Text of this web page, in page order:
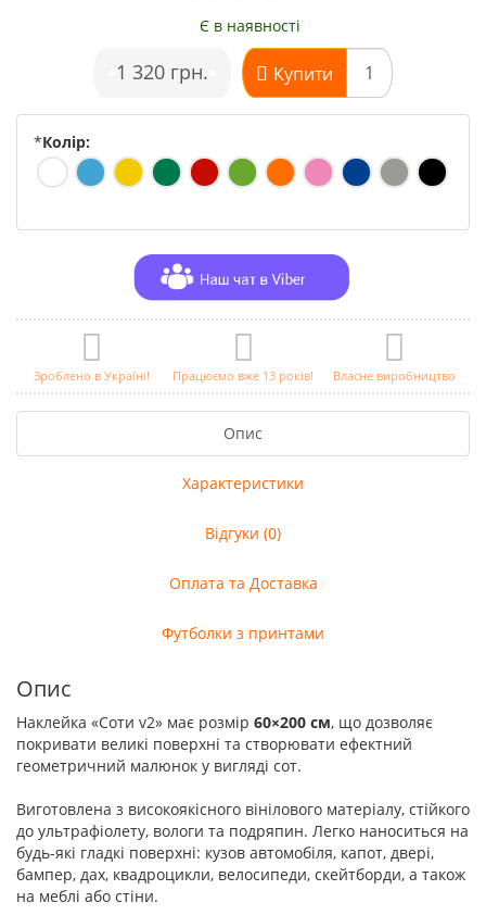
Є в наявності
1 320 грн. Купити
*Колір:
Зроблено в Україні! Працюємо вже 13 років! Власне виробництво
Опис
Характеристики
Відгуки (0)
Оплата та Доставка
Футболки з принтами
Опис
Наклейка «Соти v2» має розмір 60×200 см, що дозволяє
покривати великі поверхні та створювати ефектний
геометричний малюнок у вигляді сот.
Виготовлена з високоякісного вінілового матеріалу, стійкого
до ультрафіолету, вологи та подряпин. Легко наноситься на
будь-які гладкі поверхні: кузов автомобіля, капот, двері,
бампер, дах, квадроцикли, велосипеди, скейтборди, а також
на меблі або стіни.